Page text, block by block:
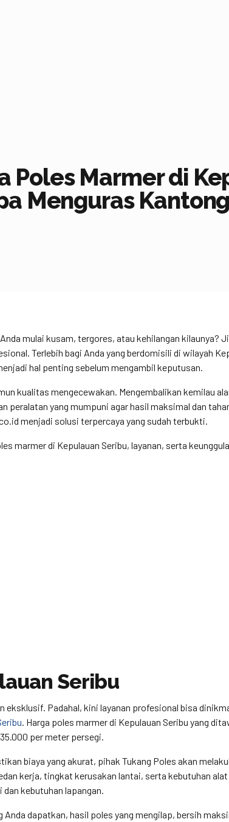
Poles Marmer di
Menguras Kantong
mulai kusam, tergores, atau kehilangan kilaunya?
Terlebih bagi Anda yang berdomisili di wilayah
hal penting sebelum mengambil keputusan.
kualitas mengecewakan. Mengembalikan kemilau
peralatan yang mumpuni agar hasil maksimal dan
menjadi solusi terpercaya yang sudah terbukti.
marmer di Kepulauan Seribu, layanan, serta
Seribu
eksklusif. Padahal, kini layanan profesional bisa
. Harga poles marmer di Kepulauan Seribu yang
per meter persegi.
biaya yang akurat, pihak Tukang Poles akan
kerja, tingkat kerusakan lantai, serta kebutuhan alat
kebutuhan lapangan.
dapatkan, hasil poles yang mengilap, bersih